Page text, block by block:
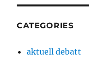
CATEGORIES
aktuell debatt